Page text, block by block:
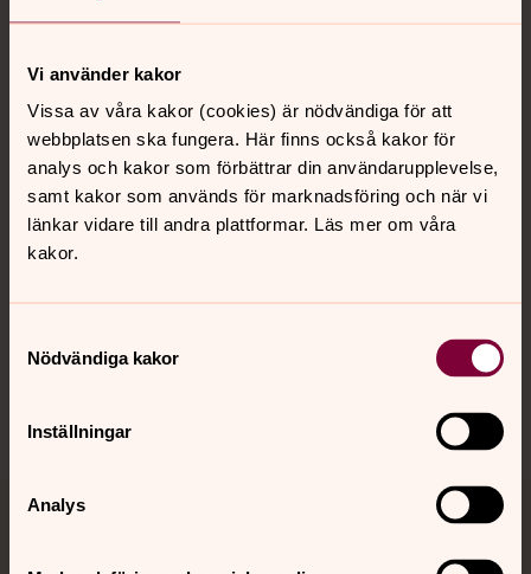
Vi använder kakor
Vissa av våra kakor (cookies) är nödvändiga för att
webbplatsen ska fungera. Här finns också kakor för
analys och kakor som förbättrar din användarupplevelse,
samt kakor som används för marknadsföring och när vi
länkar vidare till andra plattformar. Läs mer om våra
kakor.
Nödvändiga kakor
Inställningar
Analys
Kontakt
Kalender
Hitta snabbt
Sociala kanaler